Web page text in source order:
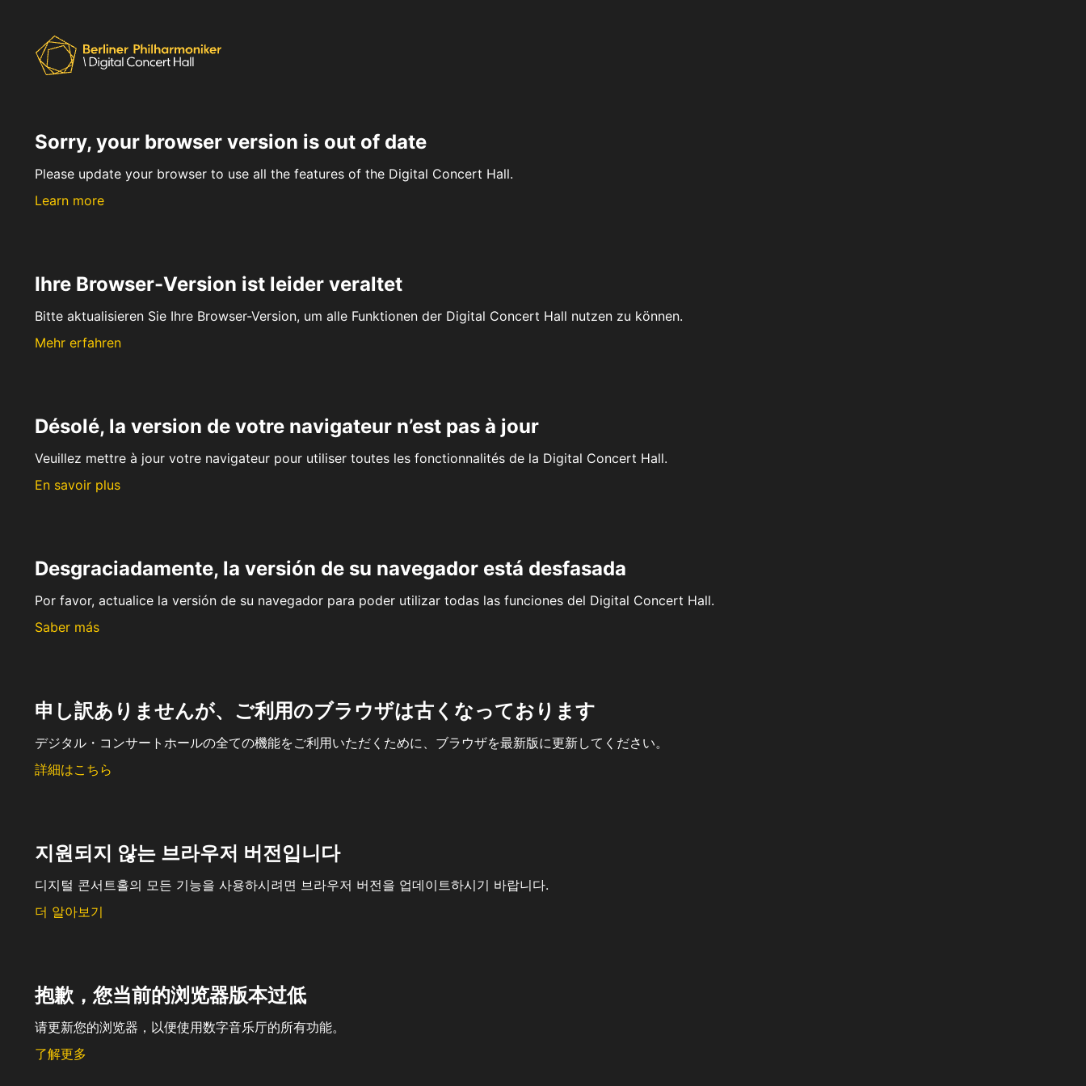
Sorry, your browser version is out of date
Please update your browser to use all the features of the Digital Concert Hall.
Learn more
Ihre Browser-Version ist leider veraltet
Bitte aktualisieren Sie Ihre Browser-Version, um alle Funktionen der Digital Concert Hall nutzen zu können.
Mehr erfahren
Désolé, la version de votre navigateur n’est pas à jour
Veuillez mettre à jour votre navigateur pour utiliser toutes les fonctionnalités de la Digital Concert Hall.
En savoir plus
Desgraciadamente, la versión de su navegador está desfasada
Por favor, actualice la versión de su navegador para poder utilizar todas las funciones del Digital Concert Hall.
Saber más
申し訳ありませんが、ご利用のブラウザは古くなっております
デジタル・コンサートホールの全ての機能をご利用いただくために、ブラウザを最新版に更新してください。
詳細はこちら
지원되지 않는 브라우저 버전입니다
디지털 콘서트홀의 모든 기능을 사용하시려면 브라우저 버전을 업데이트하시기 바랍니다.
더 알아보기
抱歉，您当前的浏览器版本过低
请更新您的浏览器，以便使用数字音乐厅的所有功能。
了解更多